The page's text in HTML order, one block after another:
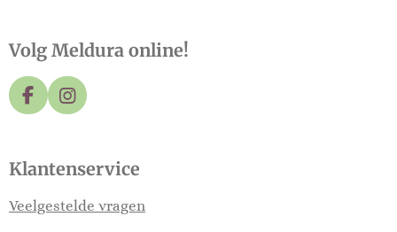
Volg Meldura online!
F
a
b
o
I
n
a
r
Klantenservice
Veelgestelde vragen